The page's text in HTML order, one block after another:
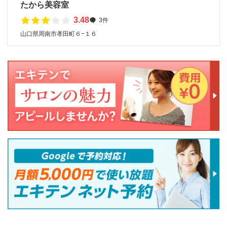
たから美容室
3.48
3件
山口県周南市孝田町６−１６